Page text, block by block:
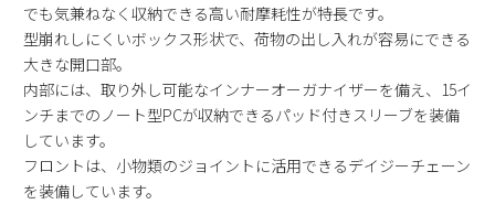
新規会員登録
会社概要
でも気兼ねなく収納できる高い耐摩耗性が特長です。
型崩れしにくいボックス形状で、荷物の出し入れが容易にできる
大きな開口部。
内部には、取り外し可能なインナーオーガナイザーを備え、15イ
ンチまでのノート型PCが収納できるパッド付きスリーブを装備
しています。
フロントは、小物類のジョイントに活用できるデイジーチェーン
を装備しています。